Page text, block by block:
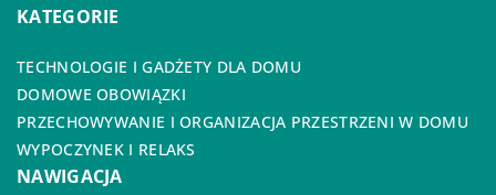
KATEGORIE
TECHNOLOGIE I GADŻETY DLA DOMU
DOMOWE OBOWIĄZKI
PRZECHOWYWANIE I ORGANIZACJA PRZESTRZENI W DOMU
WYPOCZYNEK I RELAKS
NAWIGACJA